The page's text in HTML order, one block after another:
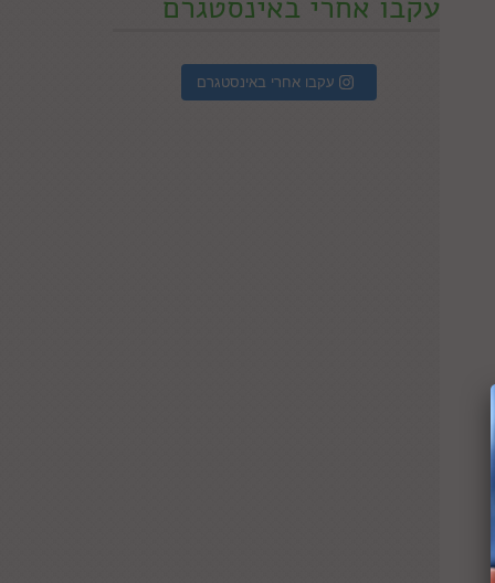
עקבו אחרי באינסטגרם